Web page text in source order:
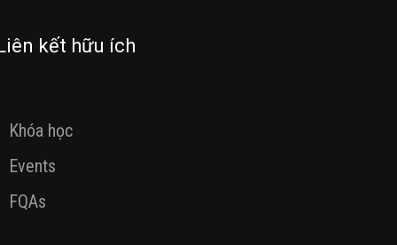
kết hữu ích
Khóa học
Events
FQAs